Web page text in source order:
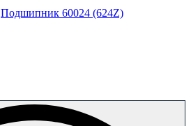
Подшипник 60024 (624Z)